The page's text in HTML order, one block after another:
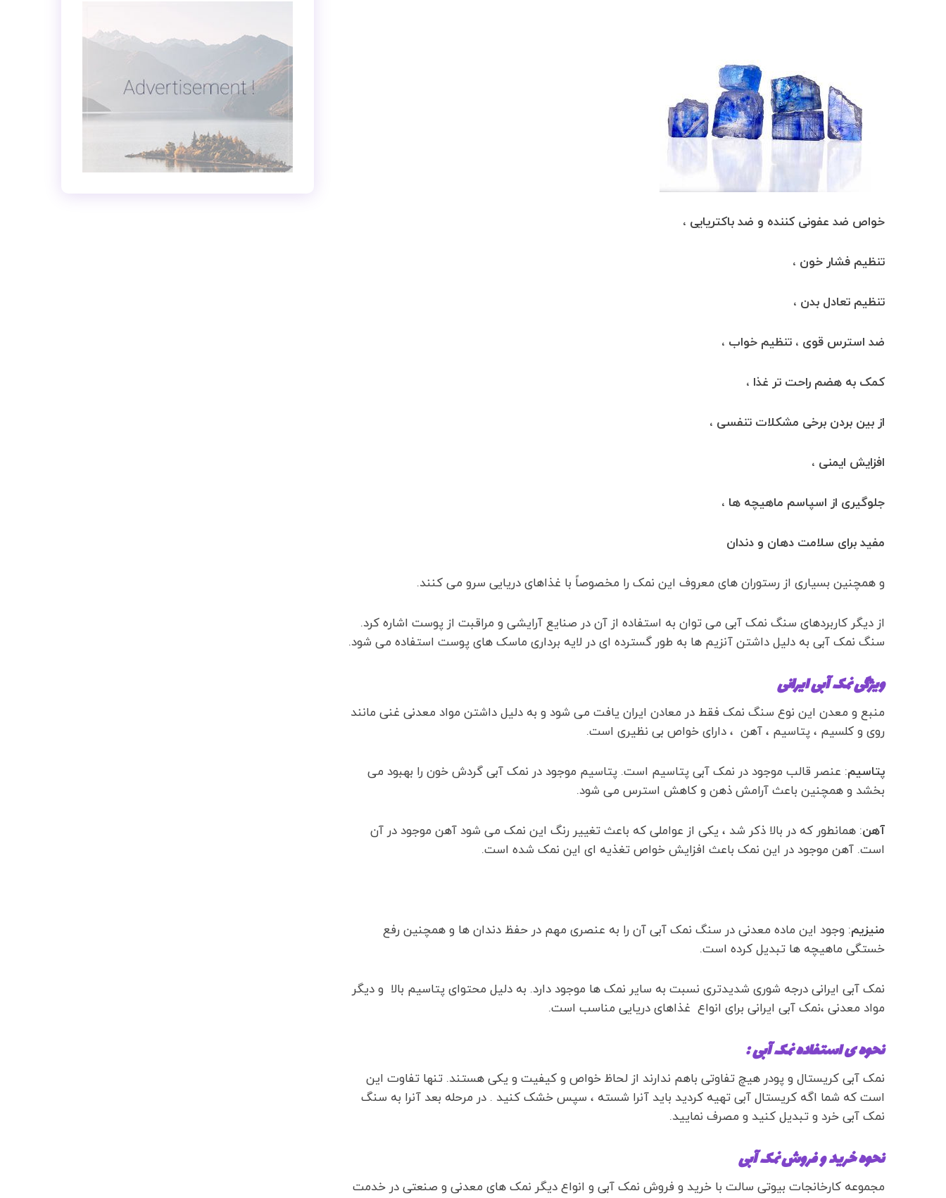
خواص ضد عفونی کننده و ضد باکتریایی ،
تنظیم فشار خون ،
تنظیم تعادل بدن ،
ضد استرس قوی ، تنظیم خواب ،
کمک به هضم راحت تر غذا ،
از بین بردن برخی مشکلات تنفسی ،
افزایش ایمنی ،
جلوگیری از اسپاسم ماهیچه ها ،
مفید برای سلامت دهان و دندان
و همچنین بسیاری از رستوران های معروف این نمک را مخصوصاً با غذاهای دریایی سرو می کنند.
از دیگر کاربردهای سنگ نمک آبی می توان به استفاده از آن در صنایع آرایشی و مراقبت از پوست اشاره کرد.
سنگ نمک آبی به دلیل داشتن آنزیم ها به طور گسترده ای در لایه برداری ماسک های پوست استفاده می شود.
ویژگی نمک آبی ایرانی
منبع و معدن این نوع سنگ نمک فقط در معادن ایران یافت می شود و به دلیل داشتن مواد معدنی غنی مانند
روی و کلسیم ، پتاسیم ، آهن ، دارای خواص بی نظیری است.
پتاسیم: عنصر قالب موجود در نمک آبی پتاسیم است. پتاسیم موجود در نمک آبی گردش خون را بهبود می
بخشد و همچنین باعث آرامش ذهن و کاهش استرس می شود.
آهن: همانطور که در بالا ذکر شد ، یکی از عواملی که باعث تغییر رنگ این نمک می شود آهن موجود در آن
است. آهن موجود در این نمک باعث افزایش خواص تغذیه ای این نمک شده است.
منیزیم: وجود این ماده معدنی در سنگ نمک آبی آن را به عنصری مهم در حفظ دندان ها و همچنین رفع
خستگی ماهیچه ها تبدیل کرده است.
نمک آبی ایرانی درجه شوری شدیدتری نسبت به سایر نمک ها موجود دارد. به دلیل محتوای پتاسیم بالا و دیگر
مواد معدنی ،نمک آبی ایرانی برای انواع غذاهای دریایی مناسب است.
نحوه ی استفاده نمک آبی :
نمک آبی کریستال و پودر هیچ تفاوتی باهم ندارند از لحاظ خواص و کیفیت و یکی هستند. تنها تفاوت این
است که شما اگه کریستال آبی تهیه کردید باید آنرا شسته ، سپس خشک کنید . در مرحله بعد آنرا به سنگ
نمک آبی خرد و تبدیل کنید و مصرف نمایید.
نحوه خرید و فروش نمک آبی
مجموعه کارخانجات بیوتی سالت با خرید و فروش نمک آبی و انواع دیگر نمک های معدنی و صنعتی در خدمت